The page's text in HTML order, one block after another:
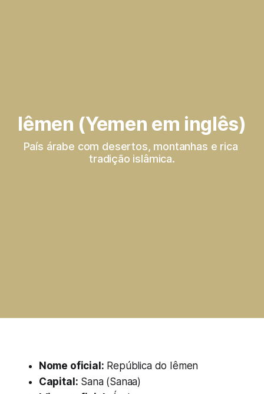
Iêmen (Yemen em inglês)
País árabe com desertos, montanhas e rica
tradição islâmica.
Nome oficial: República do Iêmen
Capital: Sana (Sanaa)